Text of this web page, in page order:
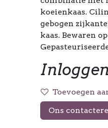
koeienkaas.
gebogen
kaas. Bewaren
Toevoegen
Ons